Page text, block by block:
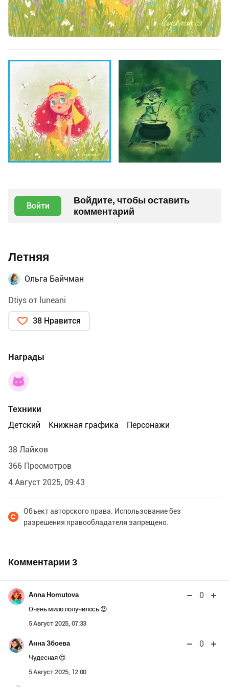
Войти
Войдите, чтобы оставить
комментарий
Летняя
Ольга Байчман
Dtiys от luneani
38 Нравится
Награды
Техники
Детский
Книжная графика Персонажи
38 Лайков
366 Просмотров
4 Август 2025, 09:43
Объект авторского права. Использование без
разрешения правообладателя запрещено.
Комментарии 3
Anna Homutova 0
Очень мило получилось 😍
5 Август 2025, 07:33
Анна Збоева 0
Чудесная 😍
5 Август 2025, 12:00